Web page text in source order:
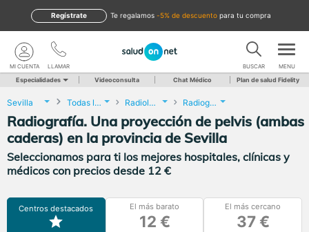
te regalamos -5% de descuento para tu compra
Regístrate
LLAMAR
MI CUENTA BUSCAR MENU
Especialidades Videoconsulta Chat Médico Plan de salud Fidelity
Sevilla Todas las localidades Radiología Radiografía. Una proyección de pelvis (ambas caderas)
Radiografía. Una proyección de pelvis (ambas
caderas) en la provincia de Sevilla
Seleccionamos para ti los mejores hospitales, clínicas y
médicos con precios desde 12 €
Centros destacados El más barato
12 €
El más cercano
37 €